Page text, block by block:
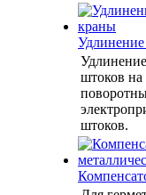
штоков
штоков.